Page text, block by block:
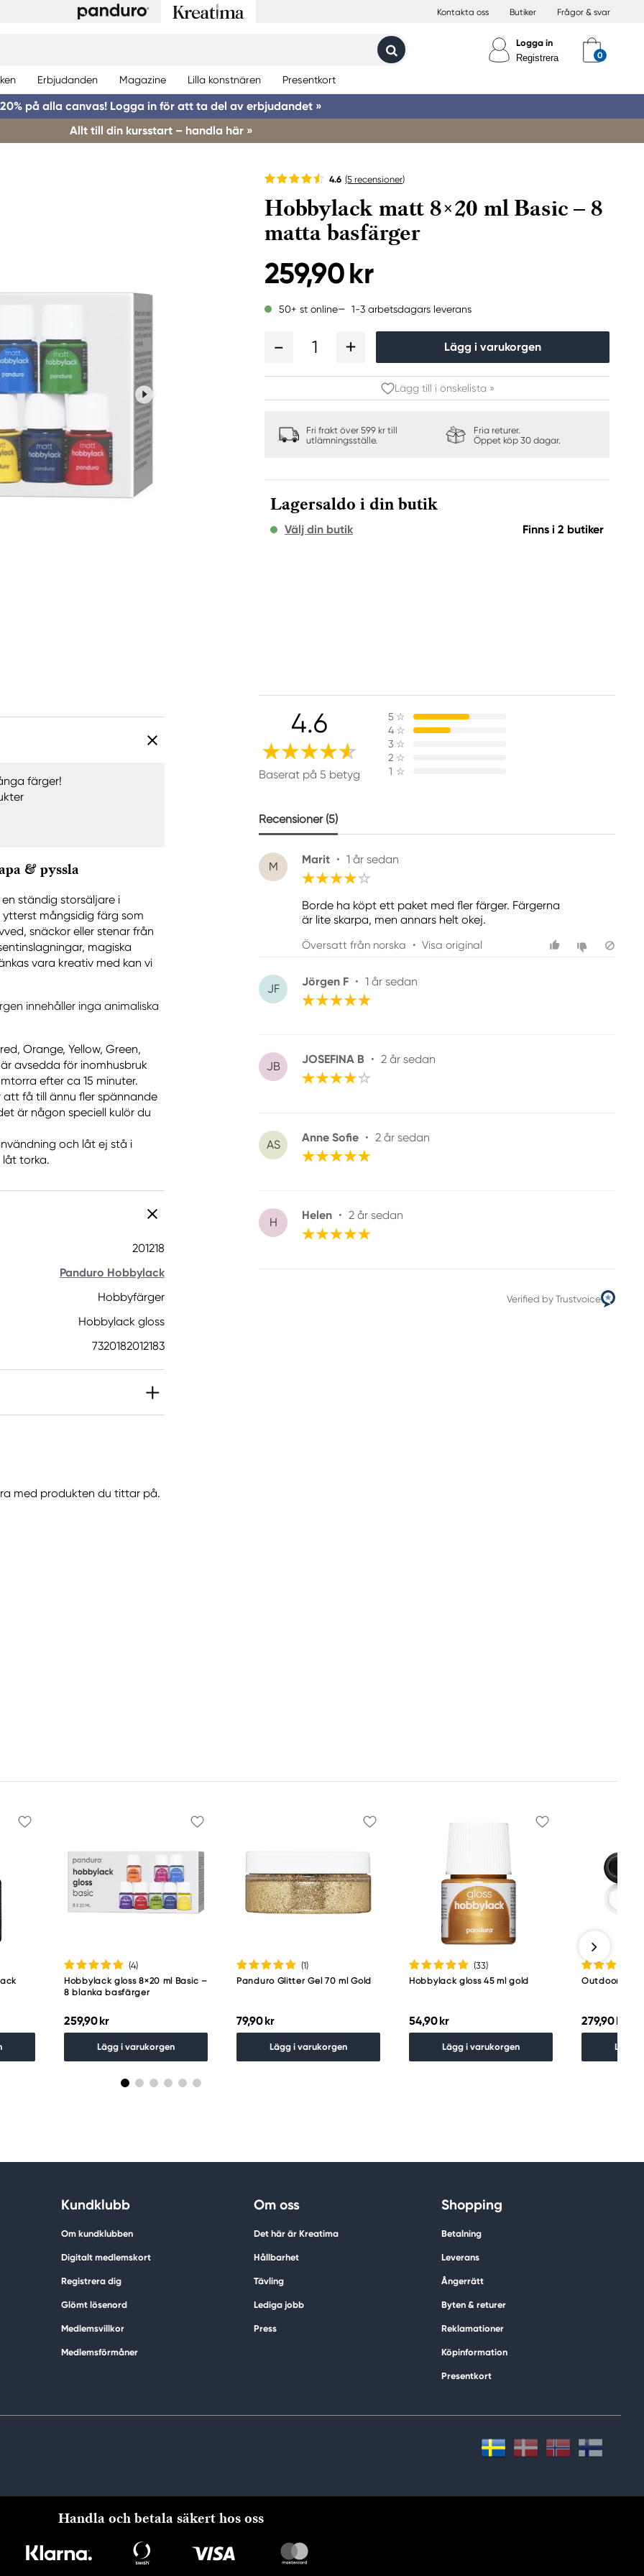
Kontakta oss Butiker Frågor & svar
Logga in
Registrera
Erbjudanden Magazine Lilla konstnären Presentkort
20% på alla canvas! Logga in för att ta del av erbjudandet »
Allt till din kursstart – handla här »
4.6 (5 recensioner)
Hobbylack matt 8×20 ml Basic – 8
matta basfärger
259,90 kr
50+ st online 1-3 arbetsdagars leverans
1 Lägg i varukorgen
Lägg till i önskelista »
Fri frakt över 599 kr till
utlämningsställe.
Fria returer.
Öppet köp 30 dagar.
Lagersaldo i din butik
Välj din butik Finns i 2 butiker
färger!
& pyssla
ständig storsäljare i
mångsidig färg som
snäckor eller stenar från
magiska
vara kreativ med kan vi
innehåller inga animaliska
Orange, Yellow, Green,
avsedda för inomhusbruk
efter ca 15 minuter.
att få till ännu fler spännande
är någon speciell kulör du
och låt ej stå i
torka.
201218
Panduro Hobbylack
Hobbyfärger
Hobbylack gloss
7320182012183
orsaka en allergisk
en allergisk
4.6
Baserat på 5 betyg
5 ☆
4 ☆
3 ☆
2 ☆
1 ☆
Recensioner (5)
M
Marit • 1 år sedan
Borde ha köpt ett paket med fler färger. Färgerna
är lite skarpa, men annars helt okej.
Översatt från norska • Visa original
JF
Jörgen F • 1 år sedan
JB
JOSEFINA B • 2 år sedan
AS
Anne Sofie • 2 år sedan
H
Helen • 2 år sedan
Verified by Trustvoice
med produkten du tittar på.
(4)
Hobbylack gloss 8×20 ml Basic –
8 blanka basfärger
259,90 kr
Lägg i varukorgen
(1)
Panduro Glitter Gel 70 ml Gold
79,90 kr
Lägg i varukorgen
(33)
Hobbylack gloss 45 ml gold
54,90 kr
Lägg i varukorgen
Outdoor
279,90 kr
Lägg i
Kundklubb
Om kundklubben
Digitalt medlemskort
Registrera dig
Glömt lösenord
Medlemsvillkor
Medlemsförmåner
Om oss
Det här är Kreatima
Hållbarhet
Tävling
Lediga jobb
Press
Shopping
Betalning
Leverans
Ångerrätt
Byten & returer
Reklamationer
Köpinformation
Presentkort
Handla och betala säkert hos oss